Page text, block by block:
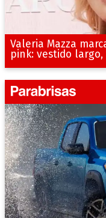
Valeria Mazza
pink: vestido